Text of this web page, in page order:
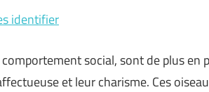
identifier
social, sont de plus en
et leur charisme. Ces